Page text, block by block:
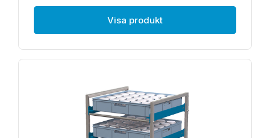
Visa produkt